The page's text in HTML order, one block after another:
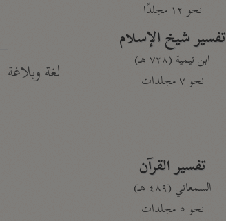
نحو ١٢ مجلدًا
تفسير شيخ الإسلام
ابن تيمية (٧٢٨ هـ)
نحو ٧ مجلدات
تفسير القرآن
السمعاني (٤٨٩ هـ)
نحو ٥ مجلدات
لغة وبلاغة